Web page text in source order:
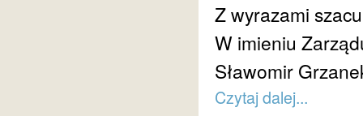
Z wyrazami
W imieniu
Sławomir
Czytaj dalej...